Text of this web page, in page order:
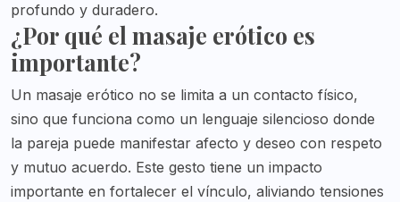
profundo y duradero.
¿Por qué el masaje erótico es
importante?
Un masaje erótico no se limita a un contacto físico,
sino que funciona como un lenguaje silencioso donde
la pareja puede manifestar afecto y deseo con respeto
y mutuo acuerdo. Este gesto tiene un impacto
importante en fortalecer el vínculo, aliviando tensiones